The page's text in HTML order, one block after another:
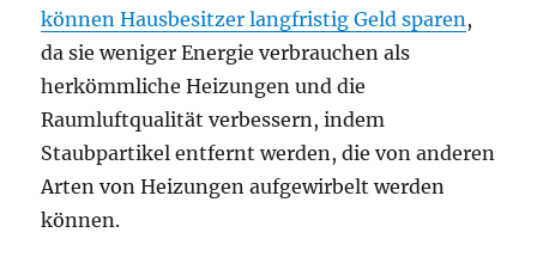
können Hausbesitzer langfristig Geld sparen,
da sie weniger Energie verbrauchen als
herkömmliche Heizungen und die
Raumluftqualität verbessern, indem
Staubpartikel entfernt werden, die von anderen
Arten von Heizungen aufgewirbelt werden
können.